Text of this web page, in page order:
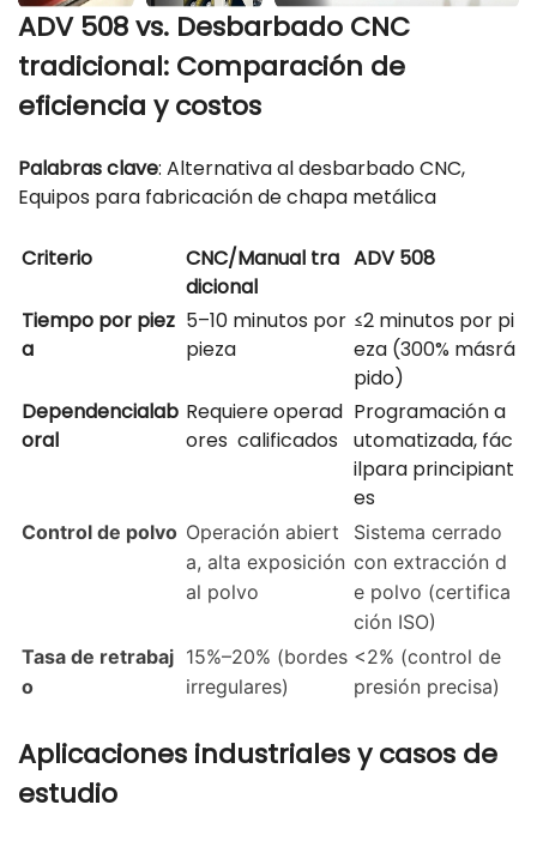
ADV 508 vs. Desbarbado CNC
tradicional: Comparación de
eficiencia y costos
Palabras clave: Alternativa al desbarbado CNC,
Equipos para fabricación de chapa metálica
Criterio
CNC/Manual tra
dicional
ADV 508
Tiempo por piez
a
5–10 minutos por
pieza
≤2 minutos por pi
eza (300% másrá
pido)
Dependencialab
oral
Requiere operad
ores calificados
Programación a
utomatizada, fác
ilpara principiant
es
Control de polvo Operación abiert
a, alta exposición
al polvo
Sistema cerrado
con extracción d
e polvo (certifica
ción ISO)
Tasa de retrabaj
o
15%–20% (bordes
irregulares)
<2% (control de
presión precisa)
Aplicaciones industriales y casos de
estudio